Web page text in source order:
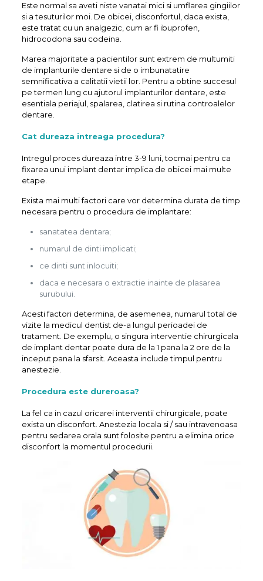
Este normal sa aveti niste vanatai mici si umflarea gingiilor
si a tesuturilor moi. De obicei, disconfortul, daca exista,
este tratat cu un analgezic, cum ar fi ibuprofen,
hidrocodona sau codeina.
Marea majoritate a pacientilor sunt extrem de multumiti
de implanturile dentare si de o imbunatatire
semnificativa a calitatii vietii lor. Pentru a obtine succesul
pe termen lung cu ajutorul implanturilor dentare, este
esentiala periajul, spalarea, clatirea si rutina controalelor
dentare.
Cat dureaza intreaga procedura?
Intregul proces dureaza intre 3-9 luni, tocmai pentru ca
fixarea unui implant dentar implica de obicei mai multe
etape.
Exista mai multi factori care vor determina durata de timp
necesara pentru o procedura de implantare:
sanatatea dentara;
numarul de dinti implicati;
ce dinti sunt inlocuiti;
daca e necesara o extractie inainte de plasarea
surubului.
Acesti factori determina, de asemenea, numarul total de
vizite la medicul dentist de-a lungul perioadei de
tratament. De exemplu, o singura interventie chirurgicala
de implant dentar poate dura de la 1 pana la 2 ore de la
inceput pana la sfarsit. Aceasta include timpul pentru
anestezie.
Procedura este dureroasa?
La fel ca in cazul oricarei interventii chirurgicale, poate
exista un disconfort. Anestezia locala si / sau intravenoasa
pentru sedarea orala sunt folosite pentru a elimina orice
disconfort la momentul procedurii.